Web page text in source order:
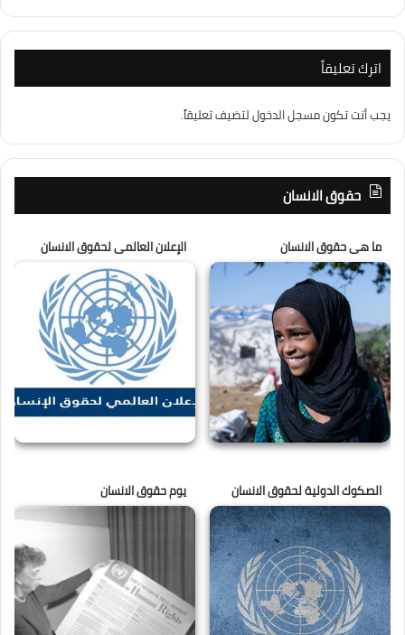
اترك تعليقاً
يجب أنت تكونمسجل الدخوللتضيف تعليقاً.
حقوق الانسان
ما هى حقوق الانسان الإعلان العالمى لحقوق الانسان
الصكوك الدولية لحقوق الانسان يوم حقوق الانسان